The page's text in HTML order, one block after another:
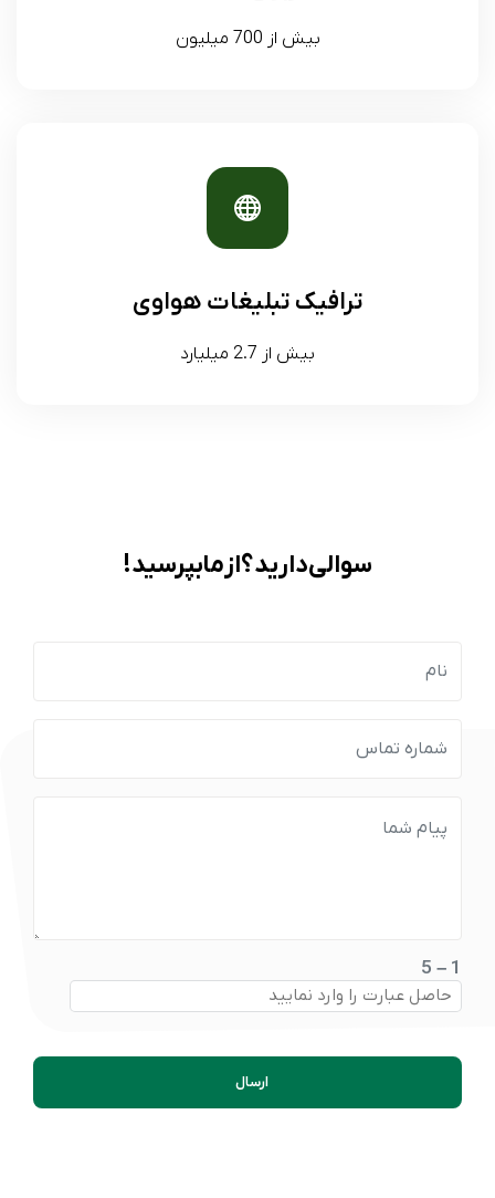
بیش از 700 میلیون
ترافیک تبلیغات هواوی
بیش از 2.7 میلیارد
سوالی دارید؟ از ما بپرسید!
1 – 5
ارسال